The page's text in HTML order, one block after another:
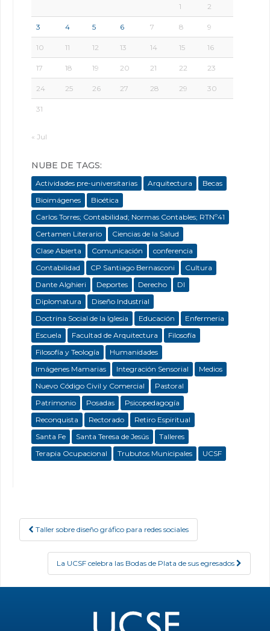
1 2
3 4 5 6 7 8 9
10 11 12 13 14 15 16
17 18 19 20 21 22 23
24 25 26 27 28 29 30
31
« Jul
NUBE DE TAGS:
Actividades pre-universitarias Arquitectura
Becas
Bioimágenes
Bioética
Carlos Torres; Contabilidad; Normas Contables; RTNº41
Certamen Literario
Ciencias de la Salud
Clase Abierta
Comunicación
conferencia
Contabilidad
CP Santiago Bernasconi
Cultura
Dante Alghieri
Deportes Derecho
DI
Diplomatura
Diseño Industrial
Doctrina Social de la Iglesia
Educación
Enfermeria
Escuela
Facultad de Arquitectura
Filosofía
Filosofía y Teología
Humanidades
Imágenes Mamarias
Integración Sensorial
Medios
Nuevo Código Civil y Comercial
Pastoral
Patrimonio
Posadas
Psicopedagogía
Reconquista
Rectorado
Retiro Espiritual
Santa Fe
Santa Teresa de Jesús
Talleres
Terapia Ocupacional
Trubutos Municipales UCSF
Post navigation
Taller sobre diseño gráfico para redes sociales
La UCSF celebra las Bodas de Plata de sus egresados